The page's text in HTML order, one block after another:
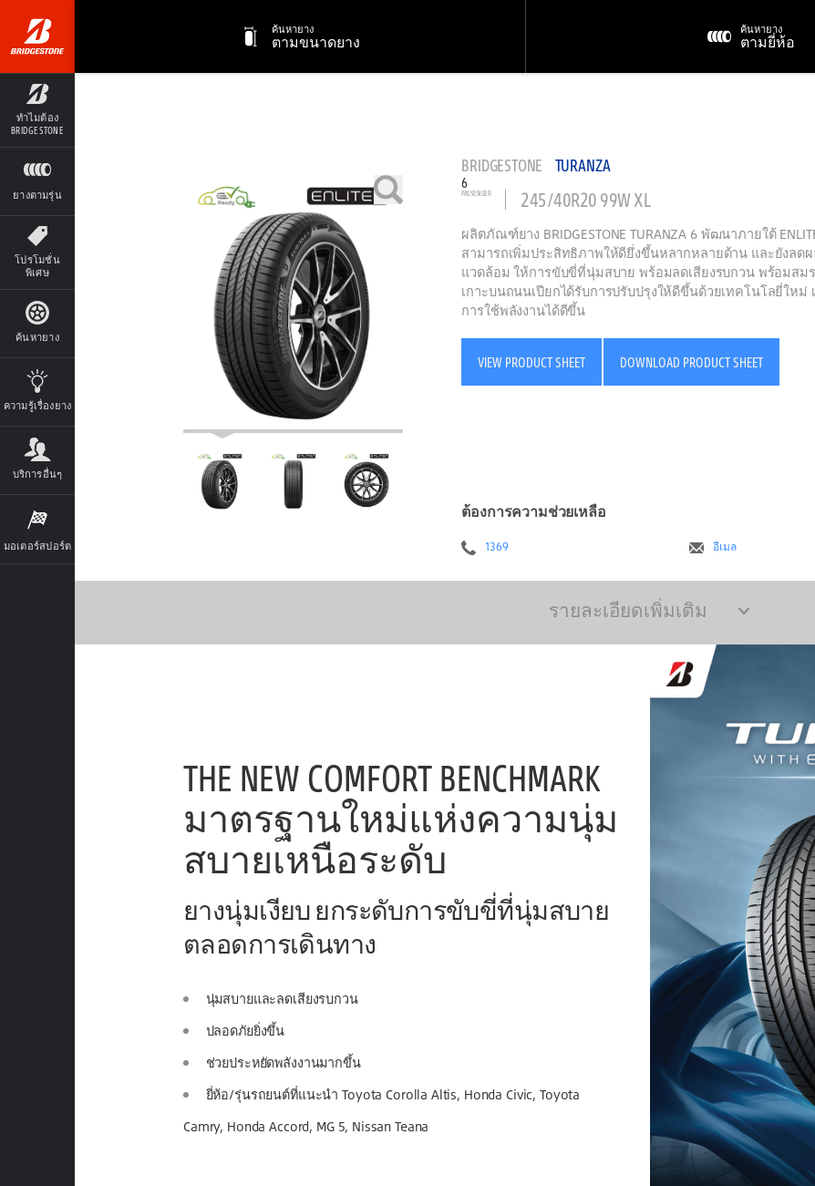
ทำไมต้อง
BRIDGESTONE
ยางตามรุ่น
โปรโมชั่น
พิเศษ
ค้นหายาง
ความรู้เรื่องยาง
บริการอื่นๆ
มอเตอร์สปอร์ต
ค้นหายาง
ตามขนาดยาง
ค้นหายาง
ตามยี่ห้อ
BRIDGESTONE TURANZA
6
PASSENGER 245/40R20 99W XL
ผลิตภัณฑ์ยาง BRIDGESTONE TURANZA 6 พัฒนาภายใต้
สามารถเพิ่มประสิทธิภาพให้ดียึ่งขึ้นหลากหลายด้าน และยังลด
แวดล้อม ให้การขับขี่ที่นุ่มสบาย พร้อมลดเสียงรบกวน พร้อมสม
เกาะบนถนนเปียกได้รับการปรับปรุงให้ดีขึ้นด้วยเทคโนโลยี่ใหม่
การใช้พลังงานได้ดีขึ้น
VIEW PRODUCT SHEET DOWNLOAD PRODUCT SHEET
ต้องการความช่วยเหลือ
1369 อีเมล
รายละเอียดเพิ่มเติม
THE NEW COMFORT BENCHMARK
มาตรฐานใหม่แห่งความนุ่ม
สบายเหนือระดับ
ยางนุ่มเงียบ ยกระดับการขับขี่ที่นุ่มสบาย
ตลอดการเดินทาง
นุ่มสบายและลดเสียงรบกวน
ปลอดภัยยิ่งขึ้น
ช่วยประหยัดพลังงานมากขึ้น
ยี่ห้อ/รุ่นรถยนต์ที่แนะนำ Toyota Corolla Altis, Honda Civic, Toyota
Camry, Honda Accord, MG 5, Nissan Teana